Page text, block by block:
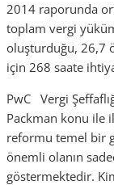
2014 raporunda
toplam vergi
oluşturduğu, 26,7
için 268 saate
PwC Vergi
Packman konu ile
reformu temel bir
önemli olanın
göstermektedir.